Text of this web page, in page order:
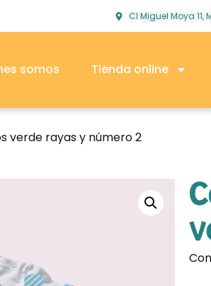
Cl Miguel Moya 11,
somos Tienda online
verde rayas y número 2